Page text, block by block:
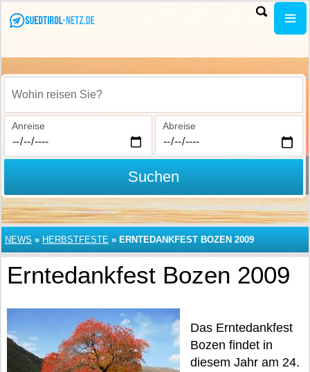
Wohin reisen Sie?
Anreise Abreise
Suchen
NEWS » HERBSTFESTE » ERNTEDANKFEST BOZEN 2009
Erntedankfest Bozen 2009
Das Erntedankfest
Bozen findet in
diesem Jahr am 24.